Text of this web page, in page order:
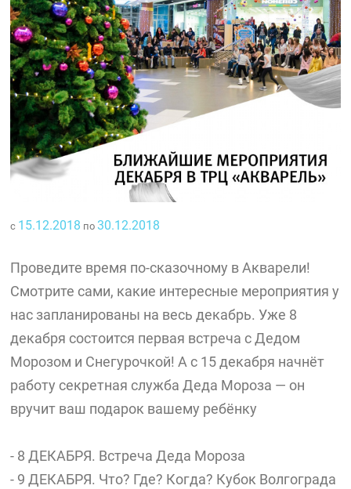
с 15.12.2018 по30.12.2018
Проведите время по-сказочному в Акварели!
Смотрите сами, какие интересные мероприятия у
нас запланированы на весь декабрь. Уже 8
декабря состоится первая встреча с Дедом
Морозом и Снегурочкой! А с 15 декабря начнёт
работу секретная служба Деда Мороза — он
вручит ваш подарок вашему ребёнку
- 8 ДЕКАБРЯ. Встреча Деда Мороза
- 9 ДЕКАБРЯ. Что? Где? Когда? Кубок Волгограда